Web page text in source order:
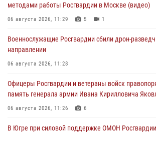
методами работы Росгвардии в Москве (видео)
06 августа 2026, 11:29 5 1
Военнослужащие Росгвардии сбили дрон-
направлении
06 августа 2026, 11:28
Офицеры Росгвардии и ветераны войск
память генерала армии Ивана Кирилловича
06 августа 2026, 11:26 6
В Югре при силовой поддержке ОМОН